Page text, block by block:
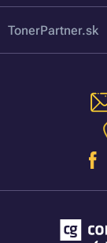
TonerPartner.sk